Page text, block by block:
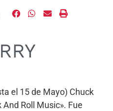
el 15 de Mayo) Chuck
Roll Music». Fue